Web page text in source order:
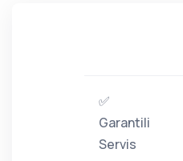
✅
Garantili
Servis